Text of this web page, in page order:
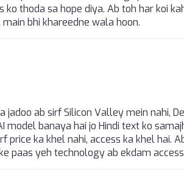
thoda sa hope diya. Ab toh har koi
bhi khareedne wala hoon.
jadoo ab sirf Silicon Valley mein nahi,
banaya hai jo Hindi text ko
price ka khel nahi, access ka khel hai.
paas yeh technology ab ekdam